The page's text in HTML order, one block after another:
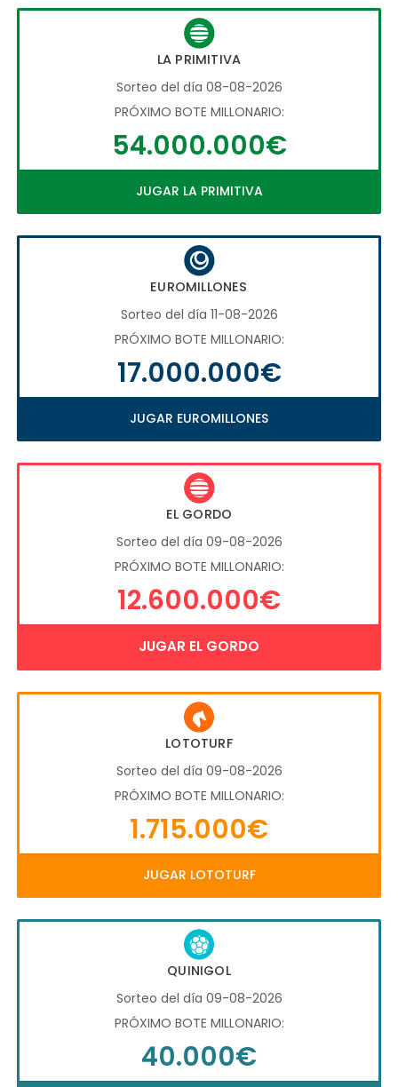
LA PRIMITIVA
Sorteo del día 08-08-2026
PRÓXIMO BOTE MILLONARIO:
54.000.000€
JUGAR LA PRIMITIVA
EUROMILLONES
Sorteo del día 11-08-2026
PRÓXIMO BOTE MILLONARIO:
17.000.000€
JUGAR EUROMILLONES
EL GORDO
Sorteo del día 09-08-2026
PRÓXIMO BOTE MILLONARIO:
12.600.000€
JUGAR EL GORDO
LOTOTURF
Sorteo del día 09-08-2026
PRÓXIMO BOTE MILLONARIO:
1.715.000€
JUGAR LOTOTURF
QUINIGOL
Sorteo del día 09-08-2026
PRÓXIMO BOTE MILLONARIO:
40.000€